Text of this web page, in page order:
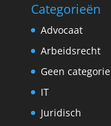
Categorieën
Advocaat
Arbeidsrecht
Geen categorie
IT
Juridisch